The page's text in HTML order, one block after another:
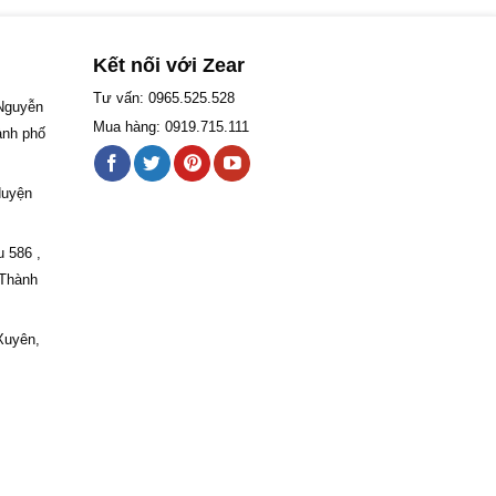
phố
586 ,
Kết nối với Zear
Tư vấn: 0965.525.528
Mua hàng: 0919.715.111